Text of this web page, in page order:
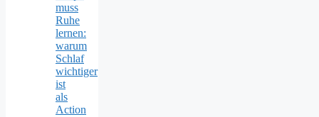
muss
Ruhe
lernen:
warum
Schlaf
wichtiger
ist
als
Action